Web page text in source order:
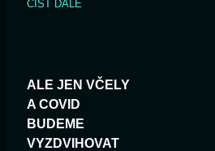
ČÍST DÁLE
ALE JEN VČELY
A COVID
BUDEME
VYZDVIHOVAT